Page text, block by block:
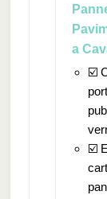
a
☑️
☑️